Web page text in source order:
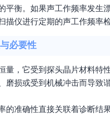
平衡。如果声工作频率发
描仪进行定期的声工作频率
必要性
量，它受到探头晶片材料特
磨损或受到机械冲击而导致
的准确性直接关联着诊断